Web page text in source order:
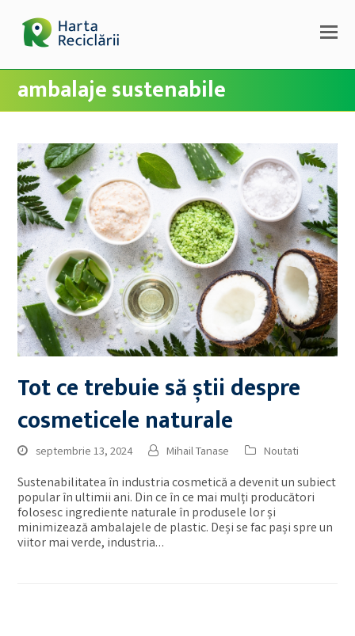
ambalaje sustenabile
Tot ce trebuie să știi despre
cosmeticele naturale
septembrie 13, 2024 Mihail Tanase Noutati
Sustenabilitatea în industria cosmetică a devenit un subiect
popular în ultimii ani. Din ce în ce mai mulți producători
folosesc ingrediente naturale în produsele lor și
minimizează ambalajele de plastic. Deși se fac pași spre un
viitor mai verde, industria…